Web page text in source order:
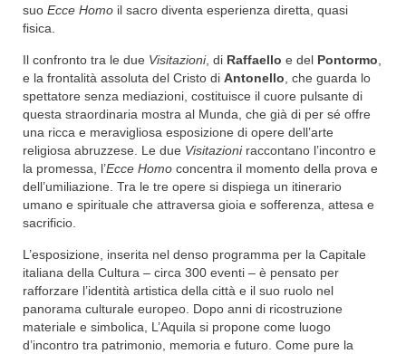
suo Ecce Homo il sacro diventa esperienza diretta, quasi
fisica.
Il confronto tra le due Visitazioni, di Raffaello e del Pontormo
e la frontalità assoluta del Cristo di Antonello , che guarda lo
spettatore senza mediazioni, costituisce il cuore pulsante di
questa straordinaria mostra al Munda, che già di per sé offre
una ricca e meravigliosa esposizione di opere dell’arte
religiosa abruzzese. Le due Visitazioni raccontano l’incontro e
la promessa, l’Ecce Homo concentra il momento della prova e
dell’umiliazione. Tra le tre opere si dispiega un itinerario
umano e spirituale che attraversa gioia e sofferenza, attesa e
sacrificio.
L’esposizione, inserita nel denso programma per la Capitale
italiana della Cultura – circa 300 eventi – è pensato per
rafforzare l’identità artistica della città e il suo ruolo nel
panorama culturale europeo. Dopo anni di ricostruzione
materiale e simbolica, L’Aquila si propone come luogo
d’incontro tra patrimonio, memoria e futuro. Come pure la